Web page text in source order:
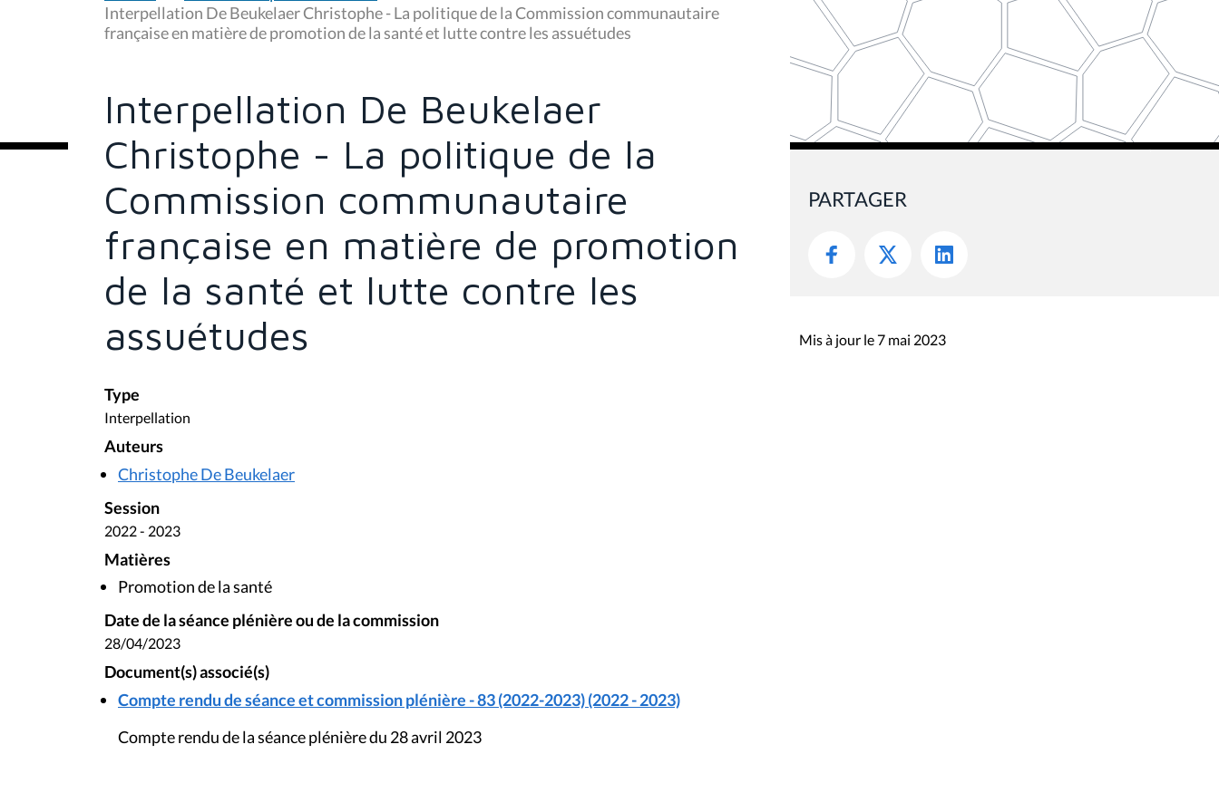
u
s
ê
:
Interpellation De Beukelaer Christophe - La politique de la Commission communautaire
française en matière de promotion de la santé et lutte contre les assuétudes
Interpellation De Beukelaer
Christophe - La politique de la
Commission communautaire
française en matière de promotion
de la santé et lutte contre les
assuétudes
Type
Interpellation
Auteurs
Christophe De Beukelaer
Session
2022 - 2023
Matières
Promotion de la santé
Date de la séance plénière ou de la commission
28/04/2023
Document(s) associé(s)
Compte rendu de séance et commission plénière - 83 (2022-2023) (2022 - 2023)
Compte rendu de la séance plénière du 28 avril 2023
PARTAGER
Mis à jour le 7 mai 2023